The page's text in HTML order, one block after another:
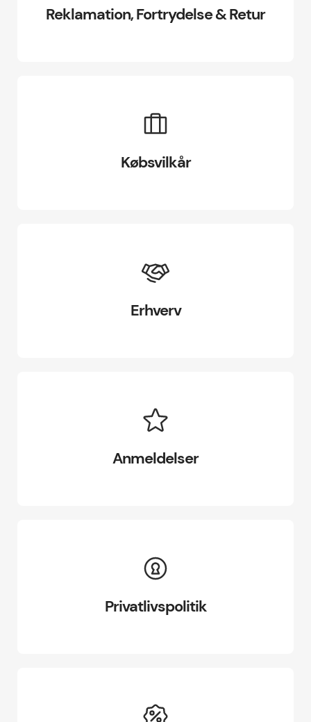
Reklamation, Fortrydelse & Retur
Købsvilkår
Erhverv
Anmeldelser
Privatlivspolitik